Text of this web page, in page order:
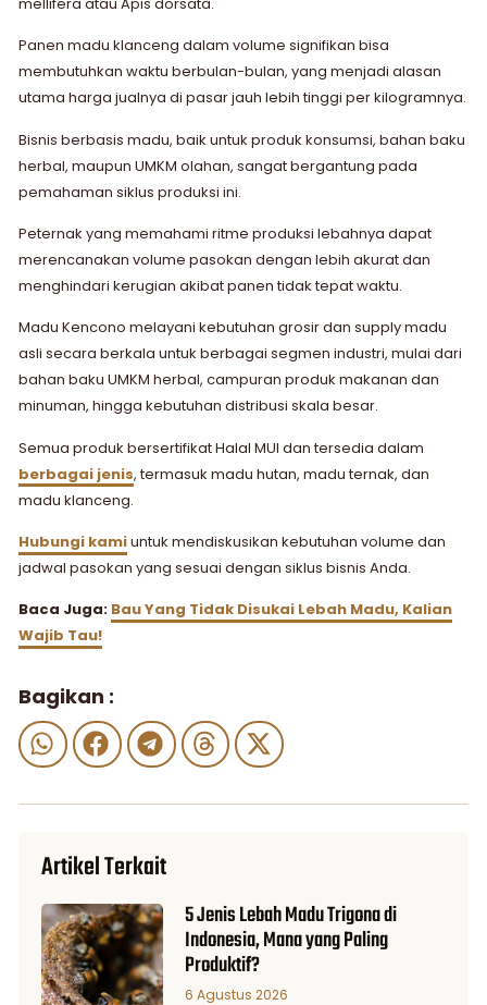
Panen madu klanceng dalam volume signifikan bisa
membutuhkan waktu berbulan-bulan, yang menjadi alasan
utama harga jualnya di pasar jauh lebih tinggi per kilogramnya.
Bisnis berbasis madu, baik untuk produk konsumsi, bahan baku
herbal, maupun UMKM olahan, sangat bergantung pada
pemahaman siklus produksi ini.
Peternak yang memahami ritme produksi lebahnya dapat
merencanakan volume pasokan dengan lebih akurat dan
menghindari kerugian akibat panen tidak tepat waktu.
Madu Kencono melayani kebutuhan grosir dan supply madu
asli secara berkala untuk berbagai segmen industri, mulai dari
bahan baku UMKM herbal, campuran produk makanan dan
minuman, hingga kebutuhan distribusi skala besar.
Semua produk bersertifikat Halal MUI dan tersedia dalam
berbagai jenis, termasuk madu hutan, madu ternak, dan
madu klanceng.
Hubungi kamiuntuk mendiskusikan kebutuhan volume dan
jadwal pasokan yang sesuai dengan siklus bisnis Anda.
Baca Juga: Bau Yang Tidak Disukai Lebah Madu​, Kalian
Wajib Tau!
Bagikan :
Artikel Terkait
5 Jenis Lebah Madu Trigona di
Indonesia, Mana yang Paling
Produktif?
6 Agustus 2026